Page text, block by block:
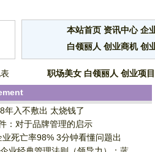
本站首页 资讯中心 企
白领丽人 创业商机 创
职场美女 白领丽人 创业项目
年入不敷出 太烧钱了
：对于品牌管理的启示
死亡率98% 3分钟看懂问题出